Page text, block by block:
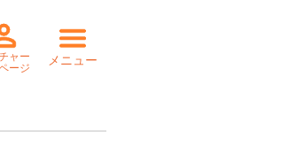
ャー
ージ
メニュー